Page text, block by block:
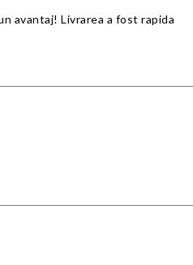
avantaj! Livrarea a fost rapida